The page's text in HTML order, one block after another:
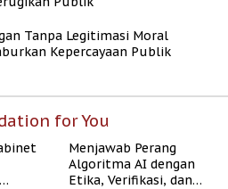
Tanpa Legitimasi Moral
Kepercayaan Publik
for You
Menjawab Perang
Algoritma AI dengan
Etika, Verifikasi, dan